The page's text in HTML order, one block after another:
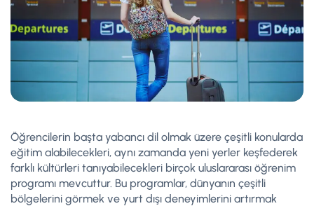
Öğrencilerin başta yabancı dil olmak üzere çeşitli konularda
eğitim alabilecekleri, aynı zamanda yeni yerler keşfederek
farklı kültürleri tanıyabilecekleri birçok uluslararası öğrenim
programı mevcuttur. Bu programlar, dünyanın çeşitli
bölgelerini görmek ve yurt dışı deneyimlerini artırmak